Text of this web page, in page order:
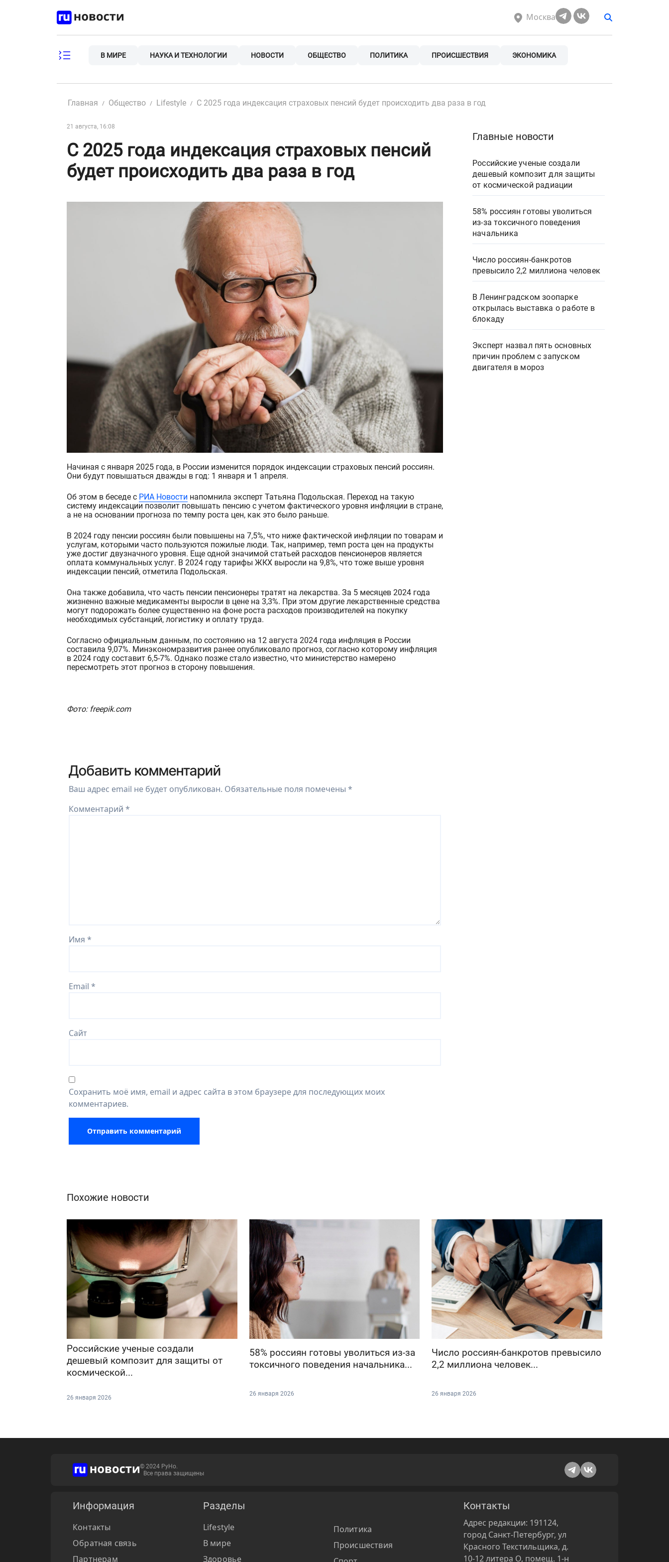
Москва
В МИРЕ НАУКА И ТЕХНОЛОГИИ НОВОСТИ ОБЩЕСТВО ПОЛИТИКА ПРОИСШЕСТВИЯ ЭКОНОМИКА
Главная Общество Lifestyle С 2025 года индексация страховых пенсий будет происходить два раза в год
21 августа, 16:08
С 2025 года индексация страховых пенсий
будет происходить два раза в год
Начиная с января 2025 года, в России изменится порядок индексации страховых пенсий россиян.
Они будут повышаться дважды в год: 1 января и 1 апреля.
Об этом в беседе с РИА Новости напомнила эксперт Татьяна Подольская. Переход на такую
систему индексации позволит повышать пенсию с учетом фактического уровня инфляции в стране,
а не на основании прогноза по темпу роста цен, как это было раньше.
В 2024 году пенсии россиян были повышены на 7,5%, что ниже фактической инфляции по товарам и
услугам, которыми часто пользуются пожилые люди. Так, например, темп роста цен на продукты
уже достиг двузначного уровня. Еще одной значимой статьей расходов пенсионеров является
оплата коммунальных услуг. В 2024 году тарифы ЖКХ выросли на 9,8%, что тоже выше уровня
индексации пенсий, отметила Подольская.
Она также добавила, что часть пенсии пенсионеры тратят на лекарства. За 5 месяцев 2024 года
жизненно важные медикаменты выросли в цене на 3,3%. При этом другие лекарственные средства
могут подорожать более существенно на фоне роста расходов производителей на покупку
необходимых субстанций, логистику и оплату труда.
Согласно официальным данным, по состоянию на 12 августа 2024 года инфляция в России
составила 9,07%. Минэкономразвития ранее опубликовало прогноз, согласно которому инфляция
в 2024 году составит 6,5-7%. Однако позже стало известно, что министерство намерено
пересмотреть этот прогноз в сторону повышения.
Фото: freepik.com
Добавить комментарий
Ваш адрес email не будет опубликован. Обязательные поля помечены *
Комментарий *
Имя *
Email *
Сайт
Сохранить моё имя, email и адрес сайта в этом браузере для последующих моих
комментариев.
Главные новости
Российские ученые создали
дешевый композит для защиты
от космической радиации
58% россиян готовы уволиться
из-за токсичного поведения
начальника
Число россиян-банкротов
превысило 2,2 миллиона человек
В Ленинградском зоопарке
открылась выставка о работе в
блокаду
Эксперт назвал пять основных
причин проблем с запуском
двигателя в мороз
Похожие новости
Российские ученые создали
дешевый композит для защиты от
космической...
26 января 2026
58% россиян готовы уволиться из-за
токсичного поведения начальника...
26 января 2026
Число россиян-банкротов превысило
2,2 миллиона человек...
26 января 2026
© 2024 РуНо.
Все права защищены
Информация
Контакты
Обратная связь
Партнерам
Разделы
Lifestyle
В мире
Здоровье
Политика
Происшествия
Контакты
Адрес редакции: 191124,
город Санкт-Петербург, ул
Красного Текстильщика, д.
10-12 литера О, помещ. 1-н